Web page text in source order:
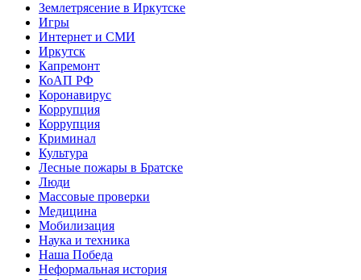
Землетрясение в Иркутске
Игры
Интернет и СМИ
Иркутск
Капремонт
КоАП РФ
Коронавирус
Коррупция
Коррупция
Криминал
Культура
Лесные пожары в Братске
Люди
Массовые проверки
Медицина
Мобилизация
Наука и техника
Наша Победа
Неформальная история